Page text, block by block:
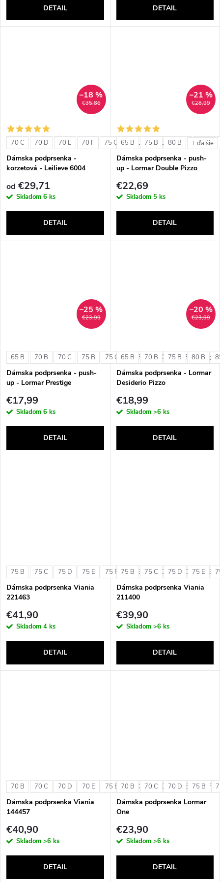
DETAIL DETAIL
€35,86
–18 %
70 C 70 D 70 E 70 F 75 C 75 D 75 E 75 F 80 C
Dámska podprsenka -
korzetová - Leilieve 6004
od €29,71
Skladom 6 ks
DETAIL
€28,99
–21 %
65 B 75 B 80 B + ďalšie
Dámska podprsenka - push-
up - Lormar Double Pizzo
€22,69
Skladom 5 ks
DETAIL
€23,99
–25 %
65 B 70 B 70 C 75 B 75 C 80 B 80 C 85 B +
Dámska podprsenka - push-
up - Lormar Prestige
€17,99
Skladom 6 ks
DETAIL
€23,99
–20 %
65 B 70 B 75 B 80 B
Dámska podprsenka - Lormar
Desiderio Pizzo
€18,99
Skladom >6 ks
DETAIL
75 B 75 C 75 D 75 E 75 F 80 B 80 C 80 D 80 E
Dámska podprsenka Viania
221463
€41,90
Skladom 4 ks
DETAIL
75 B 75 C 75 D 75 E
Dámska podprsenka Viania
211400
€39,90
Skladom >6 ks
DETAIL
70 B 70 C 70 D 70 E 75 B 75 C 75 D 75 E 75 F
Dámska podprsenka Viania
144457
€40,90
Skladom >6 ks
DETAIL
70 B 70 C 70 D 75 B
Dámska podprsenka Lormar
One
€23,90
Skladom >6 ks
DETAIL